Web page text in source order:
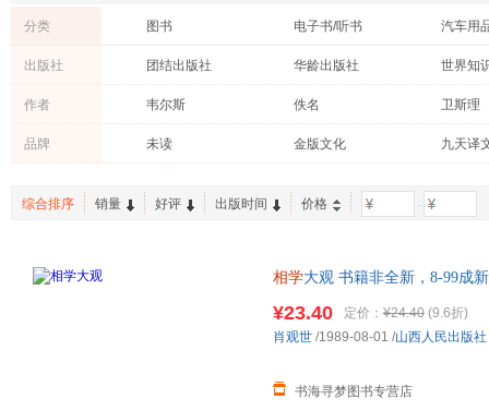
分类 图书 电子书/听书 汽车用
出版社 团结出版社 华龄出版社
世界知
地质出版社
中央编译出版社
山西科学技术出版社
黄河水
光明日报出版社
中国商业出版社
上海书店出版社
北岳文
北京联合出版公司
武汉出
北方文艺出版社
京华出
上海科学技术文献出版社
作者 韦尔斯 佚名
卫斯理
王夫之
郭璞
陆致极
张雅婷
御风楼主人
王学典
品牌 未读 金版文化
综合排序 销量 好评 出版时间 价格 -
相学大观 书籍非全新，8-99成
¥23.40 定价： ¥24.40 (9.6折)
书海寻梦图书专营店
肖观世 /1989-08-01 /山西人民出版社